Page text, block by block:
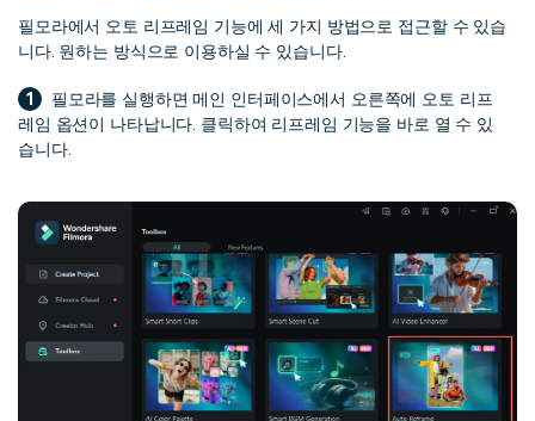
필모라에서 오토 리프레임 기능에 세 가지 방법으로 접근할 수 있습
니다. 원하는 방식으로 이용하실 수 있습니다.
1
필모라를 실행하면 메인 인터페이스에서 오른쪽에 오토 리프
레임 옵션이 나타납니다. 클릭하여 리프레임 기능을 바로 열 수 있
습니다.